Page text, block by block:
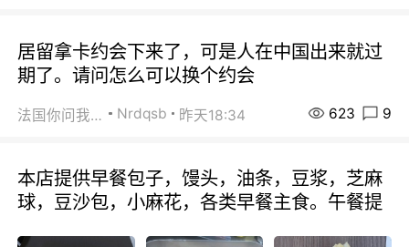
居留拿卡约会下来了，可是人在中国出来就过
期了。请问怎么可以换个约会
法国你问我答 Nrdqsb 昨天18:34 623 9
本店提供早餐包子，馒头，油条，豆浆，芝麻
球，豆沙包，小麻花，各类早餐主食。午餐提